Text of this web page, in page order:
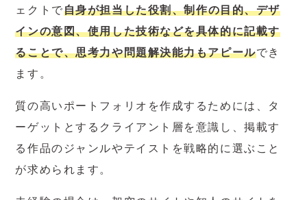
ェクトで自身が担当した役割、制作の目的、デザ
インの意図、使用した技術などを具体的に記載す
ることで、思考力や問題解決能力もアピールでき
ます。
質の高いポートフォリオを作成するためには、タ
ーゲットとするクライアント層を意識し、掲載す
る作品のジャンルやテイストを戦略的に選ぶこと
が求められます。